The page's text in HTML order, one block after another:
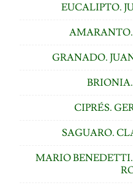
EUCALIPTO.
GRANADO.
CIPRÉS.
SAGUARO.
MARIO